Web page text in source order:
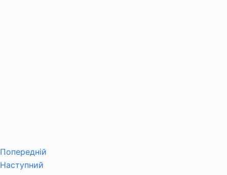
Попередній
Наступний